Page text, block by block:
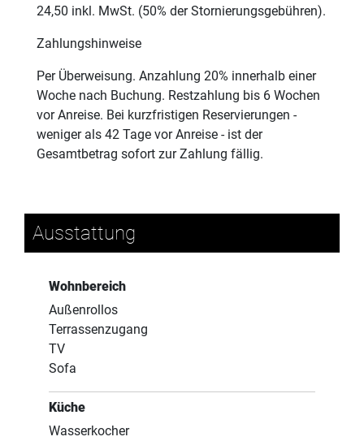
24,50 inkl. MwSt. (50% der Stornierungsgebühren).
Zahlungshinweise
Per Überweisung. Anzahlung 20% innerhalb einer
Woche nach Buchung. Restzahlung bis 6 Wochen
vor Anreise. Bei kurzfristigen Reservierungen -
weniger als 42 Tage vor Anreise - ist der
Gesamtbetrag sofort zur Zahlung fällig.
Ausstattung
Wohnbereich
Außenrollos
Terrassenzugang
TV
Sofa
Küche
Wasserkocher